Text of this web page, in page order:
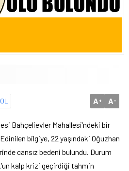
A+ A-
Bahçelievler Mahallesi’ndeki bir
bilgiye, 22 yaşındaki Oğuzhan
cansız bedeni bulundu. Durum
kalp krizi geçirdiği tahmin